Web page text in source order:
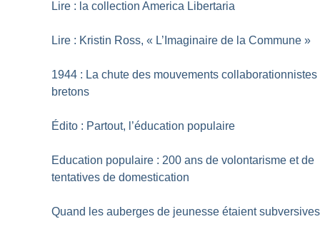
Lire : la collection America Libertaria
Lire : Kristin Ross, « L’Imaginaire de la Commune »
1944 : La chute des mouvements collaborationnistes
bretons
Édito : Partout, l’éducation populaire
Education populaire : 200 ans de volontarisme et de
tentatives de domestication
Quand les auberges de jeunesse étaient subversives